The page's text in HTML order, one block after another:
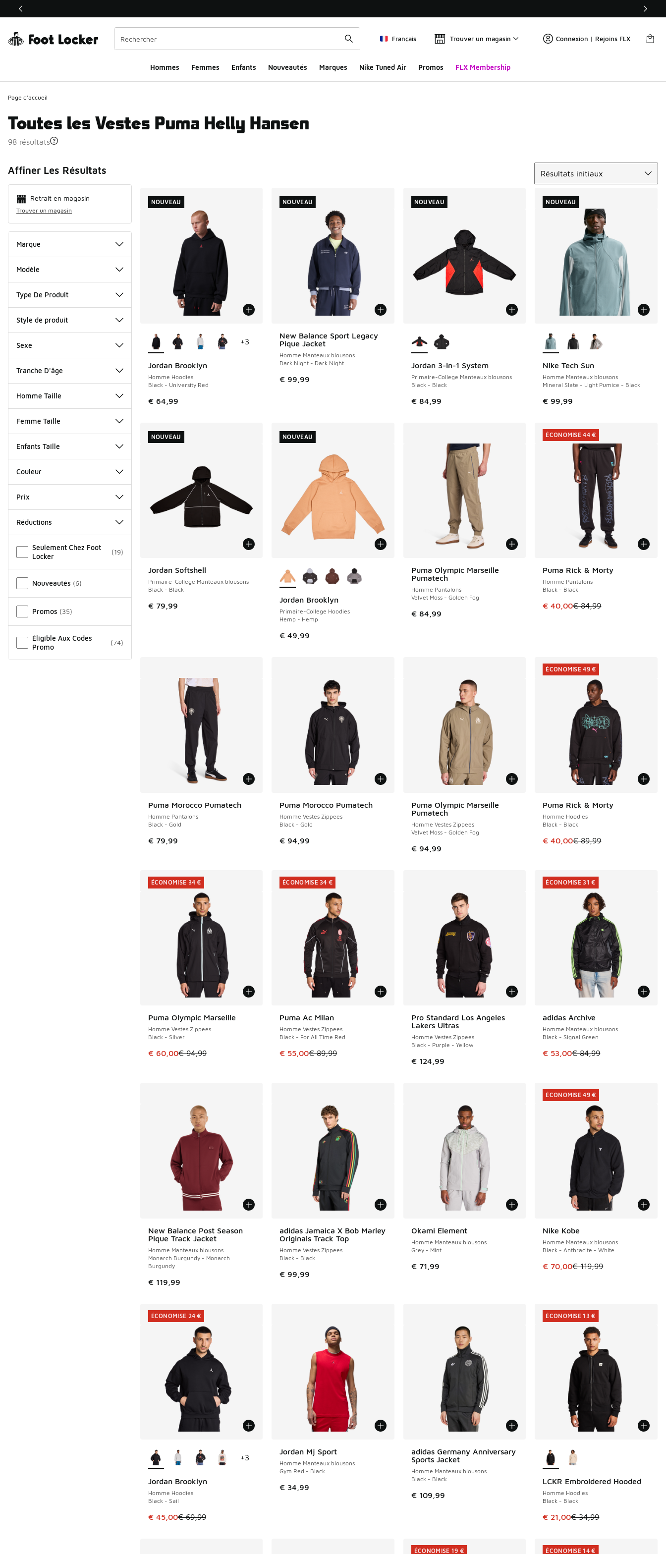
Ce lien ouvrira une nouvelle fenêtre
Français Trouver un magasin Connexion | Rejoins FLX
Hommes​ Femmes Enfants Nouveautés Marques Nike Tuned Air Promos FLX Membership
Page d'accueil
Toutes les Vestes Puma Helly Hansen
98 résultats
Affiner Les Résultats
Retrait en magasin
Trouver un magasin
Marque
Modèle
Type De Produit
Style de produit
Sexe
Tranche D'âge
Homme Taille
Femme Taille
Enfants Taille
Couleur
Prix
Réductions
Seulement Chez Foot
Locker
(19)
Nouveautés (6)
Promos (35)
Éligible Aux Codes
Promo
(74)
Résultats initiaux
Jordan Brooklyn
Homme Hoodies
Black - University Red
€ 64,99
NOUVEAU
+3
NOUVEAU
New Balance Sport Legacy
Pique Jacket
Homme Manteaux blousons
Dark Night - Dark Night
€ 99,99
NOUVEAU
NOUVEAU
Jordan 3-In-1 System
Primaire-College Manteaux blousons
Black - Black
€ 84,99
NOUVEAU
NOUVEAU
Nike Tech Sun
Homme Manteaux blousons
Mineral Slate - Light Pumice - Black
€ 99,99
NOUVEAU
NOUVEAU
Jordan Softshell
Primaire-College Manteaux blousons
Black - Black
€ 79,99
NOUVEAU
NOUVEAU
Jordan Brooklyn
Primaire-College Hoodies
Hemp - Hemp
€ 49,99
NOUVEAU
NOUVEAU
Puma Olympic Marseille
Pumatech
Homme Pantalons
Velvet Moss - Golden Fog
€ 84,99
Puma Rick & Morty
Homme Pantalons
Black - Black
Cet article est en promotion.
€ 40,00€ 84,99
ÉCONOMISE 44 €
ÉCONOMISE 44 €
Puma Morocco Pumatech
Homme Pantalons
Black - Gold
€ 79,99
Puma Morocco Pumatech
Homme Vestes Zippees
Black - Gold
€ 94,99
Puma Olympic Marseille
Pumatech
Homme Vestes Zippees
Velvet Moss - Golden Fog
€ 94,99
Puma Rick & Morty
Homme Hoodies
Black - Black
Cet article est en promotion.
€ 40,00€ 89,99
ÉCONOMISE 49 €
ÉCONOMISE 49 €
Puma Olympic Marseille
Homme Vestes Zippees
Black - Silver
Cet article est en promotion. Prix en baisse de € 94,99 à € 60,00
€ 60,00€ 94,99
ÉCONOMISE 34 €
ÉCONOMISE 34 €
Puma Ac Milan
Homme Vestes Zippees
Black - For All Time Red
Cet article est en promotion. Prix en baisse de € 89,99 à € 55,00
€ 55,00€ 89,99
ÉCONOMISE 34 €
ÉCONOMISE 34 €
Pro Standard Los Angeles
Lakers Ultras
Homme Vestes Zippees
Black - Purple - Yellow
€ 124,99
adidas Archive
Homme Manteaux blousons
Black - Signal Green
Cet article est en promotion.
€ 53,00€ 84,99
ÉCONOMISE 31 €
ÉCONOMISE 31 €
New Balance Post Season
Pique Track Jacket
Homme Manteaux blousons
Monarch Burgundy - Monarch
Burgundy
€ 119,99
adidas Jamaica X Bob Marley
Originals Track Top
Homme Vestes Zippees
Black - Black
€ 99,99
Okami Element
Homme Manteaux blousons
Grey - Mint
€ 71,99
Nike Kobe
Homme Manteaux blousons
Black - Anthracite - White
Cet article est en promotion.
€ 70,00€ 119,99
ÉCONOMISE 49 €
ÉCONOMISE 49 €
Jordan Brooklyn
Homme Hoodies
Black - Sail
Cet article est en promotion. Prix en baisse de € 69,99 à € 45,00
€ 45,00€ 69,99
ÉCONOMISE 24 €
+3
ÉCONOMISE 24 €
Jordan Mj Sport
Homme Manteaux blousons
Gym Red - Black
€ 34,99
adidas Germany Anniversary
Sports Jacket
Homme Manteaux blousons
Black - Black
€ 109,99
LCKR Embroidered Hooded
Homme Hoodies
Black - Black
Cet article est en promotion.
€ 21,00€ 34,99
ÉCONOMISE 13 €
ÉCONOMISE 13 €
ÉCONOMISE 19 € ÉCONOMISE 14 €